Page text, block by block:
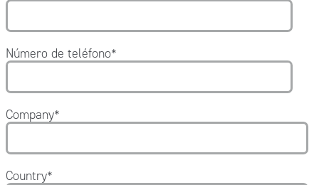
Número de teléfono*
Company*
Country*